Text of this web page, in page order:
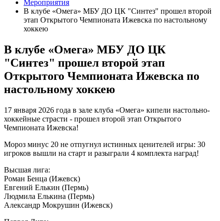
Мероприятия
В клубе «Омега» МБУ ДО ЦК "Синтез" прошел второй
этап Открытого Чемпионата Ижевска по настольному
хоккею
В клубе «Омега» МБУ ДО ЦК
"Синтез" прошел второй этап
Открытого Чемпионата Ижевска по
настольному хоккею
17 января 2026 года в зале клуба «Омега» кипели настольно-
хоккейные страсти - прошел второй этап Открытого
Чемпионата Ижевска!
Мороз минус 20 не отпугнул истинных ценителей игры: 30
игроков вышли на старт и разыграли 4 комплекта наград!
Высшая лига:
Роман Бенца (Ижевск)
Евгений Елькин (Пермь)
Людмила Елькина (Пермь)
Александр Мокрушин (Ижевск)